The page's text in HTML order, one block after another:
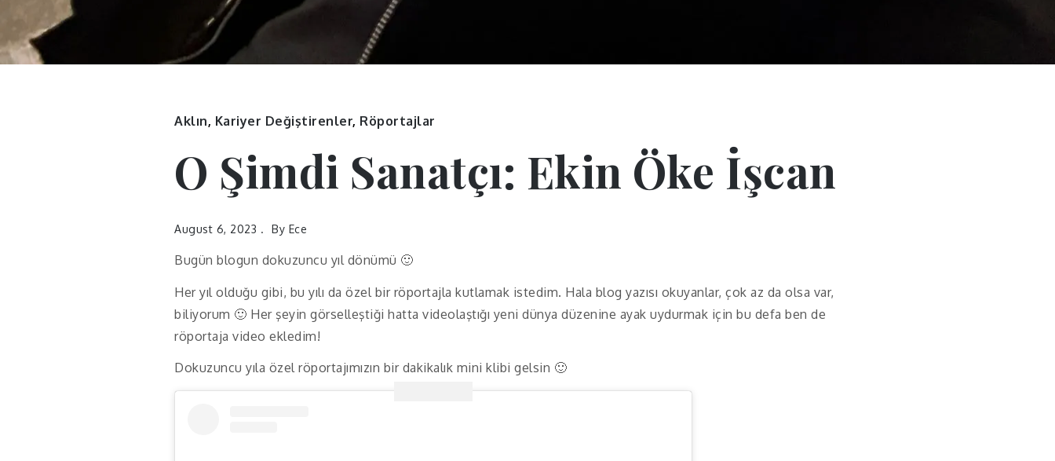
Aklın, Kariyer Değiştirenler, Röportajlar
O Şimdi Sanatçı: Ekin Öke İşcan
August 6, 2023 By Ece
Bugün blogun dokuzuncu yıl dönümü 🙂
Her yıl olduğu gibi, bu yılı da özel bir röportajla kutlamak istedim. Hala blog yazısı okuyanlar, çok az da olsa var,
biliyorum 🙂 Her şeyin görselleştiği hatta videolaştığı yeni dünya düzenine ayak uydurmak için bu defa ben de
röportaja video ekledim!
Dokuzuncu yıla özel röportajımızın bir dakikalık mini klibi gelsin 🙂